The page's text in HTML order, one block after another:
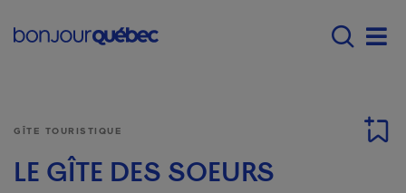
Main navigation -
GÎTE TOURISTIQUE
LE GÎTE DES SOEURS